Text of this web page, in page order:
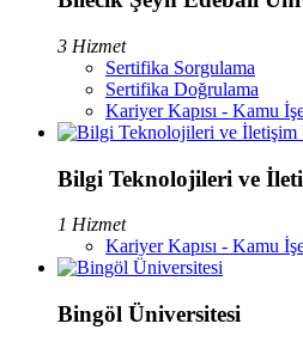
3 Hizmet
Sertifika Sorgulama
Sertifika Doğrulama
Kariyer Kapısı - Kamu
Bilgi Teknolojileri ve
1 Hizmet
Kariyer Kapısı - Kamu
Bingöl Üniversitesi